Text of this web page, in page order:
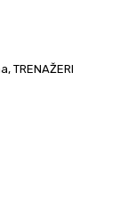
, TRENAŽERI